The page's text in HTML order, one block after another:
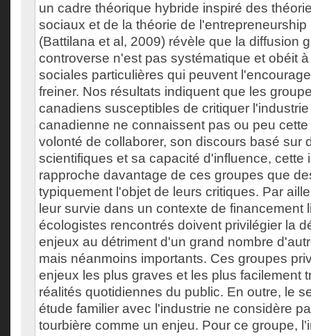
un cadre théorique hybride inspiré des
sociaux et de la théorie de l'entrepreneurship
(Battilana et al, 2009) révèle que la diffusion
controverse n'est pas systématique et obéit
sociales particulières qui peuvent
freiner. Nos résultats indiquent que les
canadiens susceptibles de critiquer
canadienne ne connaissent pas ou peu
volonté de collaborer, son discours basé sur
scientifiques et sa capacité d'influence, cette
rapproche davantage de ces groupes que
typiquement l'objet de leurs critiques. Par
leur survie dans un contexte de financement
écologistes rencontrés doivent privilégier la
enjeux au détriment d'un grand nombre
mais néanmoins importants. Ces groupes
enjeux les plus graves et les plus facilement
réalités quotidiennes du public. En outre, le
étude familier avec l'industrie ne considère
tourbière comme un enjeu. Pour ce groupe,